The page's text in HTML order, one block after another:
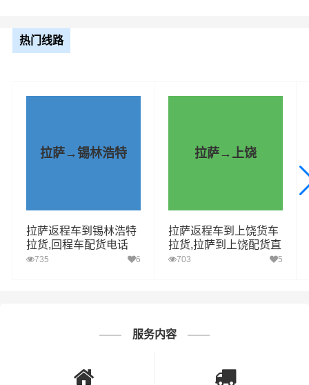
整车运输报价参考（4.2米-17.5米平板，高栏或厢车）
13米 2915.5km 电话咨询
17.5米 2915.5km 电话咨询
热门线路
拉萨→锡林浩特
拉萨返程车到锡林浩特
拉货,回程车配货电话
735 6
拉萨→上饶
拉萨返程车到上饶货车
拉货,拉萨到上饶配货直
送703 5
服务内容